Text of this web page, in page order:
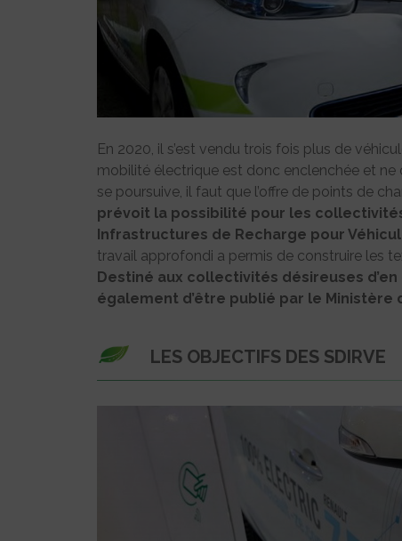
En 2020, il s’est vendu trois fois plus de
mobilité électrique est donc enclenchée et ne
se poursuive, il faut que l’offre de points de
prévoit la possibilité pour les
Infrastructures de Recharge pour
travail approfondi a permis de construire les
Destiné aux collectivités désireuses d’en
également d’être publié par le Ministère
LES OBJECTIFS DES SDIRVE